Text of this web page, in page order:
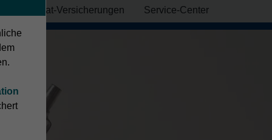
Privat-Versicherungen Service-Center